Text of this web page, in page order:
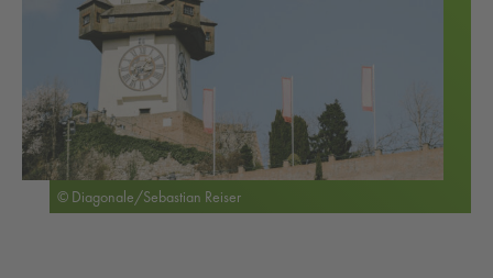
© Diagonale/Sebastian Reiser